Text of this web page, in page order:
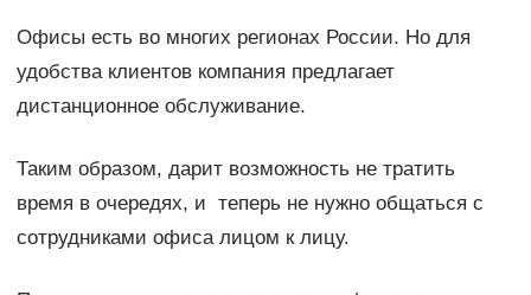
Офисы есть во многих регионах России. Но для
удобства клиентов компания предлагает
дистанционное обслуживание.
Таким образом, дарит возможность не тратить
время в очередях, и теперь не нужно общаться с
сотрудниками офиса лицом к лицу.